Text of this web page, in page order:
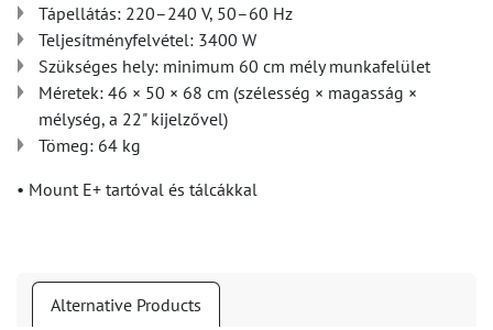
Tápellátás: 220–240 V, 50–60 Hz
Teljesítményfelvétel: 3400 W
Szükséges hely: minimum 60 cm mély munkafelület
Méretek: 46 × 50 × 68 cm (szélesség × magasság ×
mélység, a 22" kijelzővel)
Tömeg: 64 kg
• Mount E+ tartóval és tálcákkal
Alternative Products